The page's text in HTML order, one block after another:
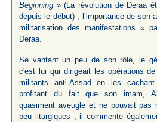
Beginning » (La révolution de Deraa
depuis le début) , l’importance de son
militarisation des manifestations «
Deraa.
Se vantant un peu de son rôle, le
c'est lui qui dirigeait les opérations
militants anti-Assad en les
profitant du fait que son imam,
quasiment aveugle et ne pouvait pas
peu liturgiques ; il commente